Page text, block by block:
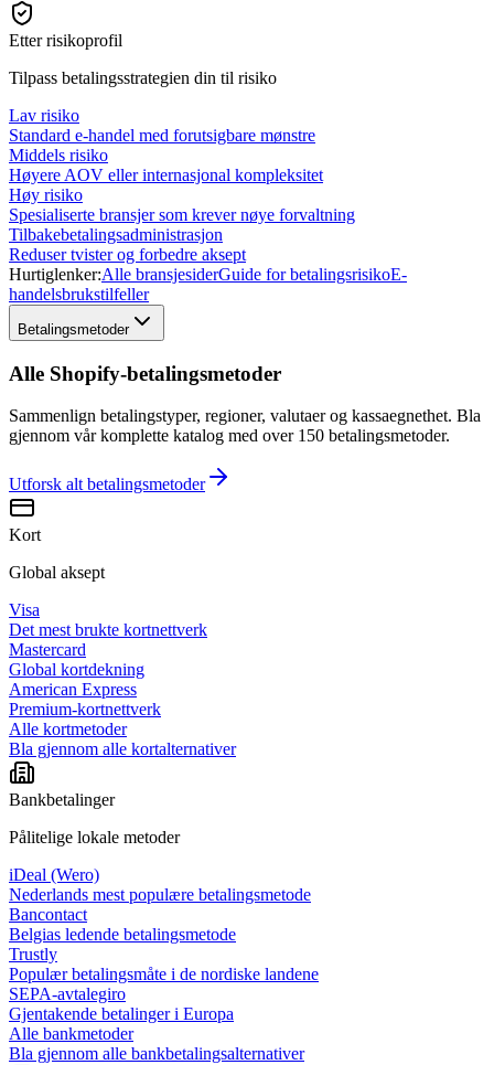
Etter risikoprofil
Tilpass betalingsstrategien din til risiko
Lav risiko
Standard e-handel med forutsigbare mønstre
Middels risiko
Høyere AOV eller internasjonal kompleksitet
Høy risiko
Spesialiserte bransjer som krever nøye forvaltning
Tilbakebetalingsadministrasjon
Reduser tvister og forbedre aksept
Hurtiglenker:Alle bransjesiderGuide for betalingsrisikoE-
handelsbrukstilfeller
Betalingsmetoder
Alle Shopify-betalingsmetoder
Sammenlign betalingstyper, regioner, valutaer og kassaegnethet. Bla
gjennom vår komplette katalog med over 150 betalingsmetoder.
Utforsk alt betalingsmetoder
Kort
Global aksept
Visa
Det mest brukte kortnettverk
Mastercard
Global kortdekning
American Express
Premium-kortnettverk
Alle kortmetoder
Bla gjennom alle kortalternativer
Bankbetalinger
Pålitelige lokale metoder
iDeal (Wero)
Nederlands mest populære betalingsmetode
Bancontact
Belgias ledende betalingsmetode
Trustly
Populær betalingsmåte i de nordiske landene
SEPA-avtalegiro
Gjentakende betalinger i Europa
Alle bankmetoder
Bla gjennom alle bankbetalingsalternativer